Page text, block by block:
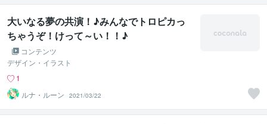
大いなる夢の共演！♪みんなでトロピカっ
ちゃうぞ！けって～い！！♪
コンテンツ
デザイン・イラスト
1
ルナ・ルーン
2021/03/22